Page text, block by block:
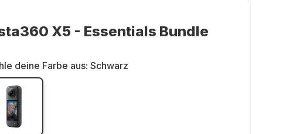
X5 - Essentials Bundle
deine Farbe aus: Schwarz